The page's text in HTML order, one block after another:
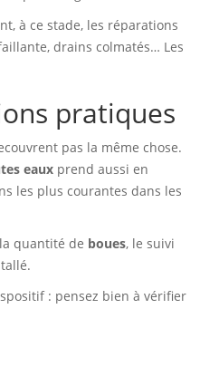
à ce stade, les réparations
drains colmatés… Les
pratiques
pas la même chose.
eaux prend aussi en
les plus courantes dans les
quantité de boues, le suivi
: pensez bien à vérifier